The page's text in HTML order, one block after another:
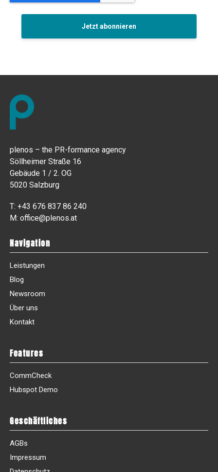
plenos – the PR-formance agency
Söllheimer Straße 16
Gebäude 1 / 2. OG
5020 Salzburg
T: +43 676 837 86 240
M: office@plenos.at
Navigation
Leistungen
Blog
Newsroom
Über uns
Kontakt
Features
CommCheck
Hubspot Demo
Geschäftliches
AGBs
Impressum